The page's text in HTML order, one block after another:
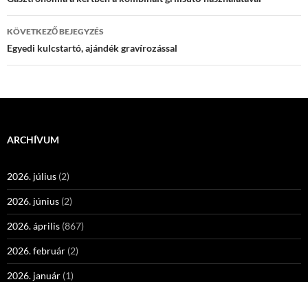
KÖVETKEZŐ BEJEGYZÉS
Egyedi kulcstartó, ajándék gravírozással
ARCHÍVUM
2026. július (2)
2026. június (2)
2026. április (867)
2026. február (2)
2026. január (1)